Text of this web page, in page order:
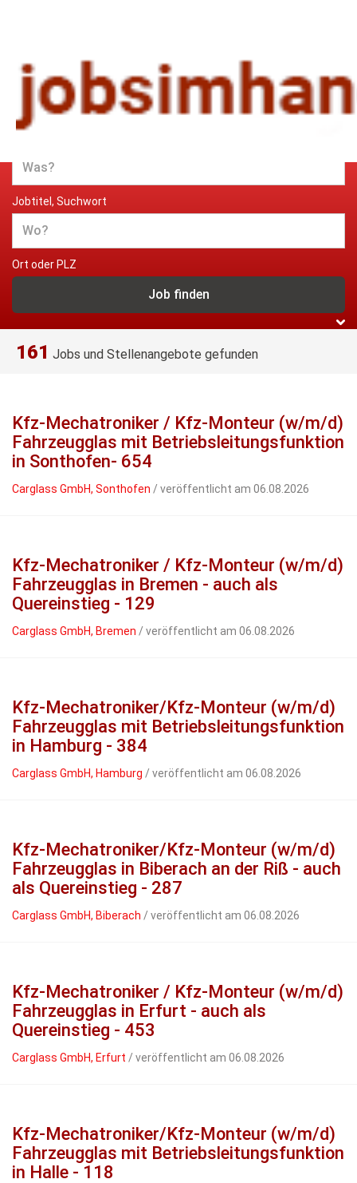
Jobs und Stellenangebote im
Handwerk
Jobtitel, Suchwort
Ort oder PLZ
161 Jobs und Stellenangebote gefunden
Kfz-Mechatroniker / Kfz-Monteur (w/m/d)
Fahrzeugglas mit Betriebsleitungsfunktion
in Sonthofen- 654
Carglass GmbH, Sonthofen / veröffentlicht am 06.08.2026
Kfz-Mechatroniker / Kfz-Monteur (w/m/d)
Fahrzeugglas in Bremen - auch als
Quereinstieg - 129
Carglass GmbH, Bremen / veröffentlicht am 06.08.2026
Kfz-Mechatroniker/Kfz-Monteur (w/m/d)
Fahrzeugglas mit Betriebsleitungsfunktion
in Hamburg - 384
Carglass GmbH, Hamburg / veröffentlicht am 06.08.2026
Kfz-Mechatroniker/Kfz-Monteur (w/m/d)
Fahrzeugglas in Biberach an der Riß - auch
als Quereinstieg - 287
Carglass GmbH, Biberach / veröffentlicht am 06.08.2026
Kfz-Mechatroniker / Kfz-Monteur (w/m/d)
Fahrzeugglas in Erfurt - auch als
Quereinstieg - 453
Carglass GmbH, Erfurt / veröffentlicht am 06.08.2026
Kfz-Mechatroniker/Kfz-Monteur (w/m/d)
Fahrzeugglas mit Betriebsleitungsfunktion
in Halle - 118